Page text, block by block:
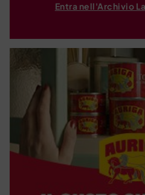
Entra nell'Archivio